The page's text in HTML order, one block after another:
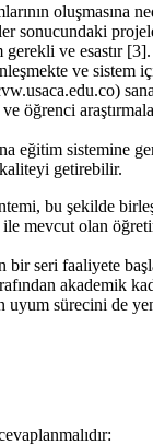
sonucundaki
ve esastır [3].
ve
öğrenci
eğitim
getirebilir.
bu şekilde
mevcut olan
bir seri faaliyete
akademik
sürecini de